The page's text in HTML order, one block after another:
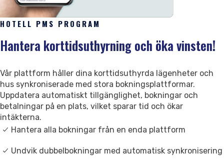
Partnerskap & Support
Våra partners
Auktoriserade återförsäljare
Rapporter & Uppdateringar
Meddelanden & Förbättringar
Recensioner
Kundrecensioner
Försäljning
Kontakt
Kontakta oss
Support
HOTELL PMS PROGRAM
Hantera korttidsuthyrning och öka vinsten!
Vår plattform håller dina korttidsuthyrda lägenheter och
hus synkroniserade med stora bokningsplattformar.
Uppdatera automatiskt tillgänglighet, bokningar och
betalningar på en plats, vilket sparar tid och ökar
intäkterna.
Hantera alla bokningar från en enda plattform
Undvik dubbelbokningar med automatisk synkronisering